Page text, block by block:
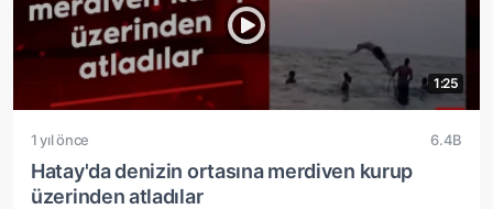
1:25
1 yıl önce 6.4B
Hatay'da denizin ortasına merdiven kurup
üzerinden atladılar